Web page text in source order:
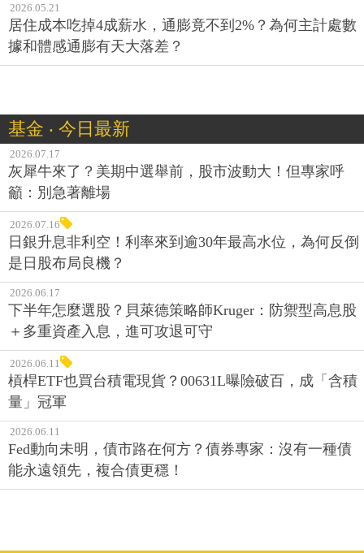
2026.05.21
居住成本吃掉4成薪水，通膨竟不到2%？為何主計處數
據和體感通膨有天大落差？
基金 ‧ 今日最新
2026.07.17
灰犀牛來了？美期中選舉前，股市波動大！但專家呼
籲：別急著離場
2026.07.16
日銀升息非利空！利率來到逾30年最高水位，為何反倒
是日股布局良機？
2026.06.17
下半年怎麼選股？貝萊德策略師Kruger：防禦型高息股
＋多重資產入息，進可攻退可守
2026.06.11
槓桿ETF也買台積電現貨？00631L曝險破百，成「含積
量」冠軍
2026.06.11
Fed動向未明，債市路在何方？債券專家：沒有一種債
能永遠領先，複合債更穩！